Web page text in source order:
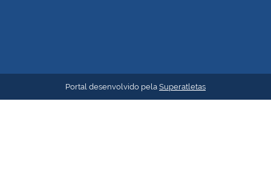
Portal desenvolvido pela Superatletas